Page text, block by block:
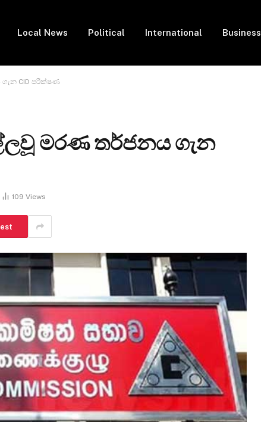
Local News Political International Business
CID පරීක්ෂණ
මරණ තර්ජනය ගැන
109 Views